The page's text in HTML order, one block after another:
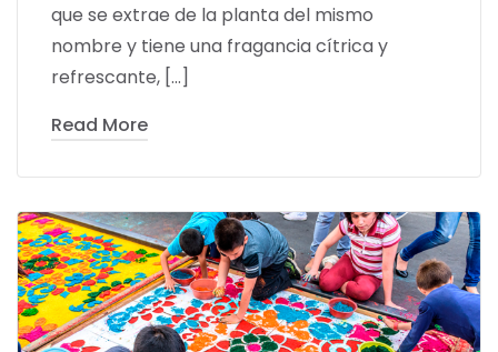
que se extrae de la planta del mismo
nombre y tiene una fragancia cítrica y
refrescante, […]
Read More